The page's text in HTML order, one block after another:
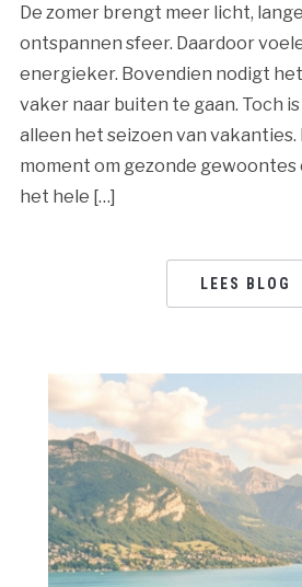
De zomer brengt meer licht,
ontspannen sfeer. Daardoor
energieker. Bovendien nodigt
vaker naar buiten te gaan. Toch
alleen het seizoen van
moment om gezonde gewoontes
het hele […]
LEES BLOG